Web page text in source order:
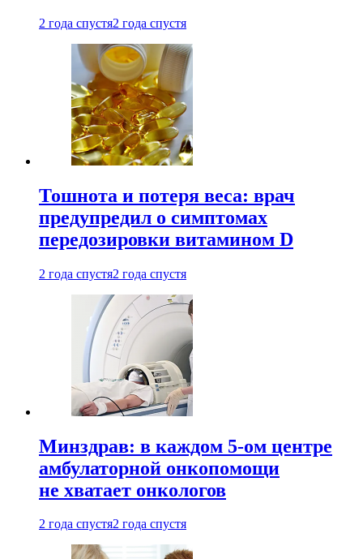
2 года спустя2 года спустя
Тошнота и потеря веса: врач
предупредил о симптомах
передозировки витамином D
2 года спустя2 года спустя
Минздрав: в каждом 5-ом центре
амбулаторной онкопомощи
не хватает онкологов
2 года спустя2 года спустя